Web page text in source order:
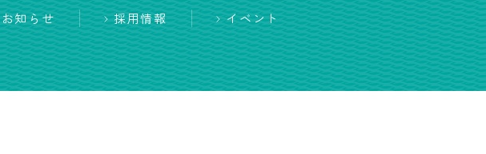
お知らせ 採用情報 イベント